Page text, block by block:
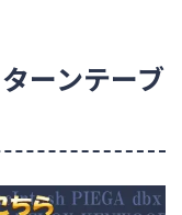
ーンテーブ